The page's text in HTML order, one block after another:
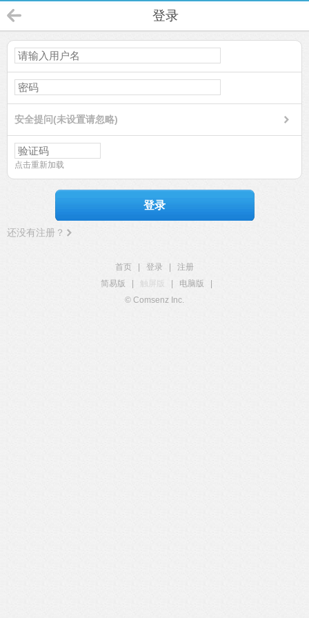
登录
安全提问(未设置请忽略)
点击重新加载
登录
还没有注册？
首页 登录
注册
简易版
触屏版 电脑版
© Comsenz Inc.